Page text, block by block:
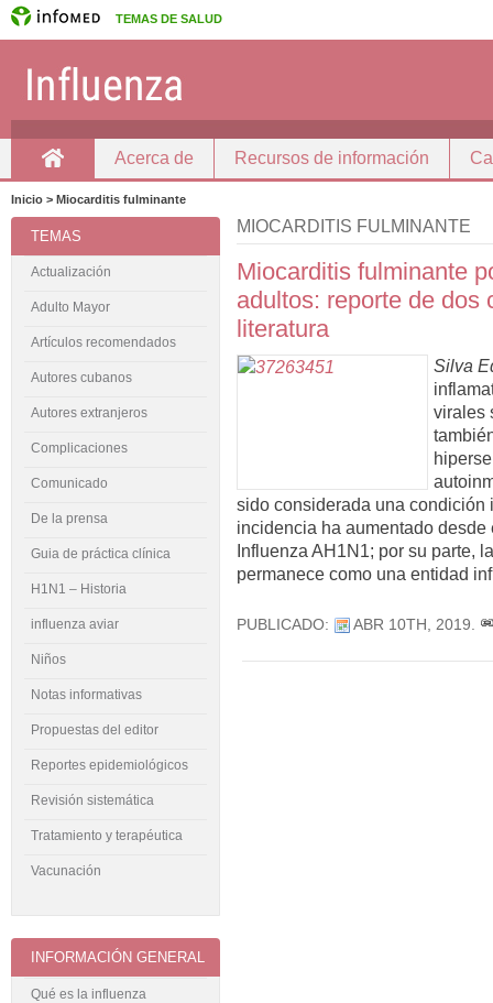
TEMAS DE SALUD
Acerca de Recursos de información
Inicio > Miocarditis fulminante
MIOCARDITIS FULMINANTE
Miocarditis fulminante
adultos: reporte de dos
literatura
Silva
virales
sido considerada una condición
incidencia ha aumentado
Influenza AH1N1; por su parte,
permanece como una entidad
PUBLICADO: ABR 10TH, 2019.
TEMAS
Actualización
Adulto Mayor
Artículos recomendados
Autores cubanos
Autores extranjeros
Complicaciones
Comunicado
De la prensa
Guia de práctica clínica
H1N1 – Historia
influenza aviar
Niños
Notas informativas
Propuestas del editor
Reportes epidemiológicos
Revisión sistemática
Tratamiento y terapéutica
Vacunación
INFORMACIÓN GENERAL
Qué es la influenza